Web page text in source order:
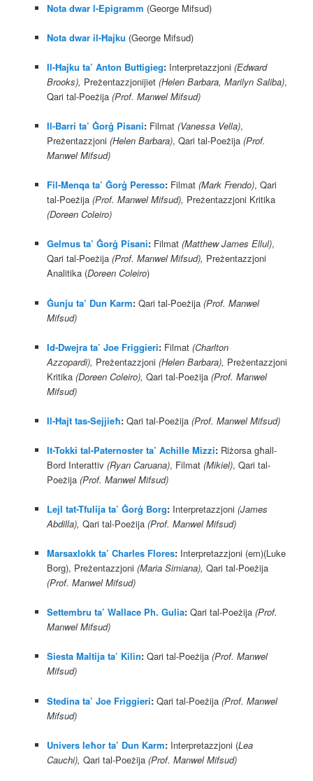
Nota dwar l-Epigramm (George Mifsud)
Nota dwar il-Ħajku (George Mifsud)
Il-Ħajku ta’ Anton Buttigieg: Interpretazzjoni (Edward
Brooks), Preżentazzjonijiet (Helen Barbara, Marilyn Saliba),
Qari tal-Poeżija (Prof. Manwel Mifsud)
Il-Barri ta’ Ġorġ Pisani: Filmat (Vanessa Vella),
Preżentazzjoni (Helen Barbara), Qari tal-Poeżija (Prof.
Manwel Mifsud)
Fil-Menqa ta’ Ġorġ Peresso: Filmat (Mark Frendo), Qari
tal-Poeżija (Prof. Manwel Mifsud), Preżentazzjoni Kritika
(Doreen Coleiro)
Gelmus ta’ Ġorġ Pisani: Filmat(Matthew James Ellul),
Qari tal-Poeżija (Prof. Manwel Mifsud), Preżentazzjoni
Analitika (Doreen Coleiro)
Ġunju ta’ Dun Karm: Qari tal-Poeżija (Prof. Manwel
Mifsud)
Id-Dwejra ta’ Joe Friggieri: Filmat (Charlton
Azzopardi), Preżentazzjoni (Helen Barbara), Preżentazzjoni
Kritika (Doreen Coleiro), Qari tal-Poeżija(Prof. Manwel
Mifsud)
Il-Ħajt tas-Sejjieħ: Qari tal-Poeżija (Prof. Manwel Mifsud)
It-Tokki tal-Paternoster ta’ Achille Mizzi: Riżorsa għall-
Bord Interattiv (Ryan Caruana), Filmat (Mikiel), Qari tal-
Poeżija (Prof. Manwel Mifsud)
Lejl tat-Tfulija ta’ Ġorġ Borg: Interpretazzjoni (James
Abdilla), Qari tal-Poeżija (Prof. Manwel Mifsud)
Marsaxlokk ta’ Charles Flores: Interpretazzjoni (em)(Luke
Borg), Preżentazzjoni (Maria Simiana), Qari tal-Poeżija
(Prof. Manwel Mifsud)
Settembru ta’ Wallace Ph. Gulia: Qari tal-Poeżija (Prof.
Manwel Mifsud)
Siesta Maltija ta’ Kilin: Qari tal-Poeżija (Prof. Manwel
Mifsud)
Stedina ta’ Joe Friggieri: Qari tal-Poeżija (Prof. Manwel
Mifsud)
Univers Ieħor ta’ Dun Karm: Interpretazzjoni (Lea
Cauchi), Qari tal-Poeżija (Prof. Manwel Mifsud)